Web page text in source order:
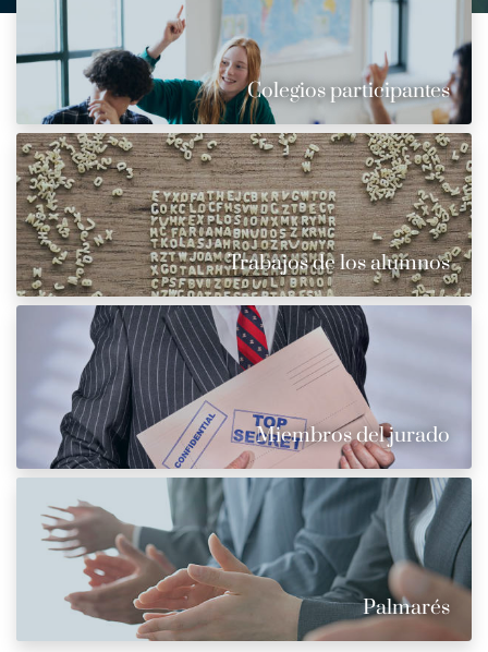
Colegios participantes
Trabajos de los alumnos
Miembros del jurado
Palmarés